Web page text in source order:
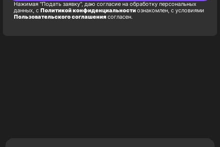
Нажимая "Подать заявку", даю согласие на обработку персональных
данных, с Политикой конфиденциальностиознакомлен, с условиями
Пользовательского соглашения согласен.